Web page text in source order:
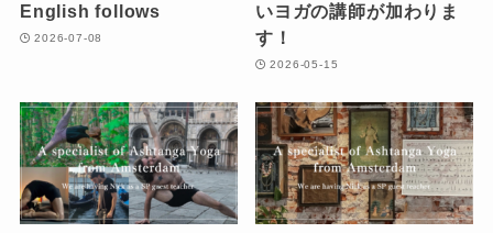
English follows
2026-07-08
いヨガの講師が加わりま
す！
2026-05-15